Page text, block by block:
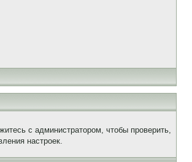
с администратором, чтобы проверить,
настроек.